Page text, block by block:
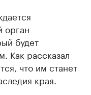
орган
будет
Как рассказал
что им станет
края.